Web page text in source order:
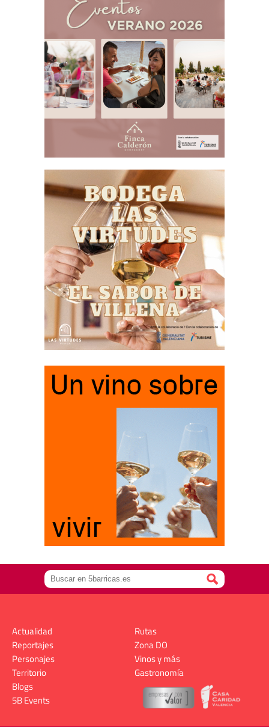
Actualidad
Reportajes
Personajes
Territorio
Rutas
Zona DO
Vinos y más
Gastronomía
Blogs
5B Events